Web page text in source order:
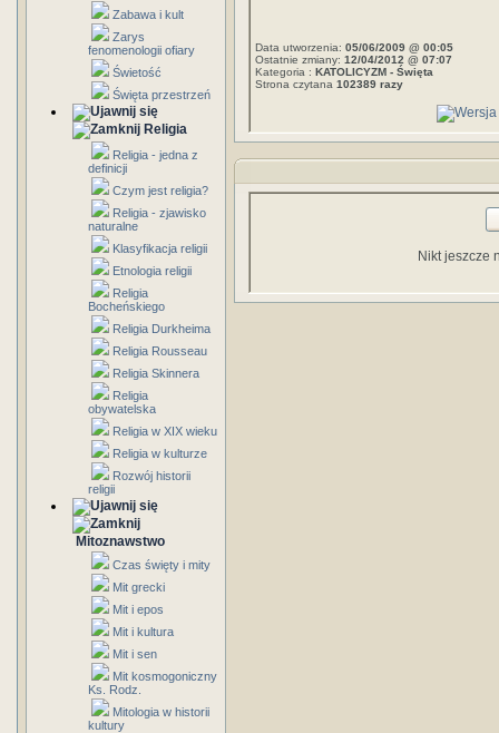
Zabawa i kult
Zarys
fenomenologii ofiary
Świetość
Święta przestrzeń
Religia
Religia - jedna z
definicji
Czym jest religia?
Religia - zjawisko
naturalne
Klasyfikacja religii
Etnologia religii
Religia
Bocheńskiego
Religia Durkheima
Religia Rousseau
Religia Skinnera
Religia
obywatelska
Religia w XIX wieku
Religia w kulturze
Rozwój historii
religii
Mitoznawstwo
Czas święty i mity
Mit grecki
Mit i epos
Mit i kultura
Mit i sen
Mit kosmogoniczny
Ks. Rodz.
Mitologia w historii
kultury
Data utworzenia: 05/06/2009 @ 00:05
Ostatnie zmiany: 12/04/2012 @ 07:07
Kategoria : KATOLICYZM - Święta
Strona czytana 102389 razy
Nikt jeszcze